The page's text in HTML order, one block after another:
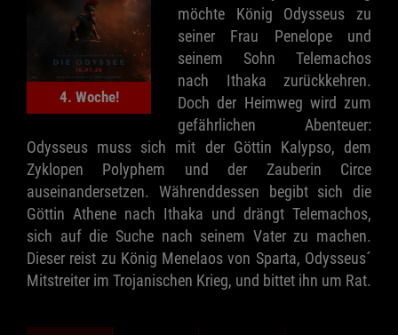
4. Woche!
möchte König Odysseus zu
seiner Frau Penelope und
seinem Sohn Telemachos
nach Ithaka zurückkehren.
Doch der Heimweg wird zum
gefährlichen Abenteuer:
Odysseus muss sich mit der Göttin Kalypso, dem
Zyklopen Polyphem und der Zauberin Circe
auseinandersetzen. Währenddessen begibt sich die
Göttin Athene nach Ithaka und drängt Telemachos,
sich auf die Suche nach seinem Vater zu machen.
Dieser reist zu König Menelaos von Sparta, Odysseus´
Mitstreiter im Trojanischen Krieg, und bittet ihn um Rat.